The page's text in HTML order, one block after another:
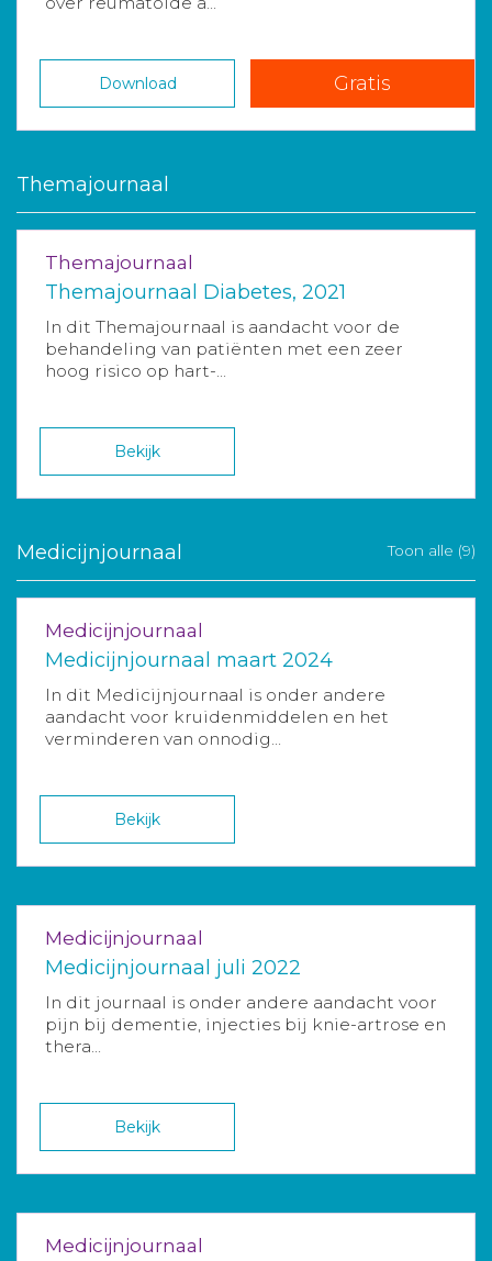
Download Gratis
Themajournaal
Themajournaal
Themajournaal Diabetes, 2021
In dit Themajournaal is aandacht voor de
behandeling van patiënten met een zeer
hoog risico op hart-...
Bekijk
Medicijnjournaal Toon alle (9)
Medicijnjournaal
Medicijnjournaal maart 2024
In dit Medicijnjournaal is onder andere
aandacht voor kruidenmiddelen en het
verminderen van onnodig...
Bekijk
Medicijnjournaal
Medicijnjournaal juli 2022
In dit journaal is onder andere aandacht voor
pijn bij dementie, injecties bij knie-artrose en
thera...
Bekijk
Medicijnjournaal